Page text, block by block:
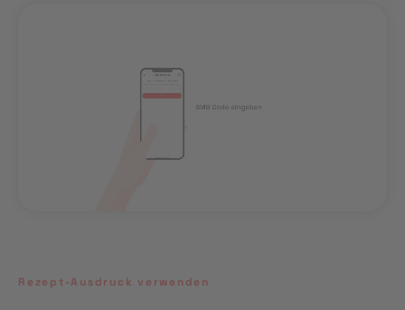
Rezept-Ausdruck verwenden